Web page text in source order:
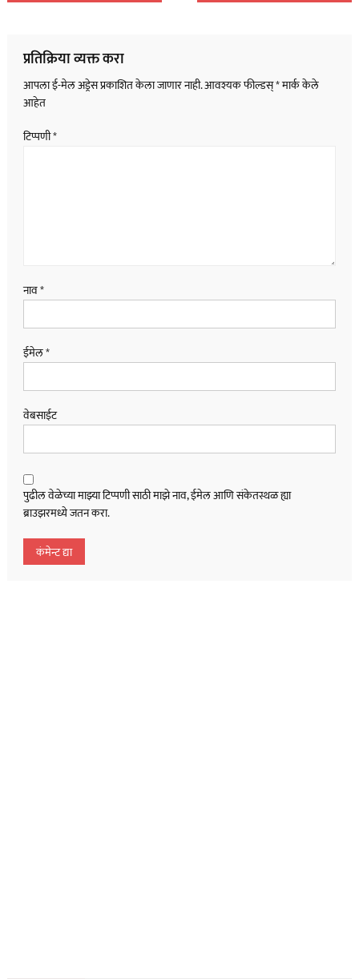
प्रतिक्रिया व्यक्त करा
आपला ई-मेल अड्रेस प्रकाशित केला जाणार नाही.आवश्यक फील्डस्*मार्क केले
आहेत
टिप्पणी*
नाव*
ईमेल*
वेबसाईट
पुढील वेळेच्या माझ्या टिप्पणी साठी माझे नाव, ईमेल आणि संकेतस्थळ ह्या
ब्राउझरमध्ये जतन करा.